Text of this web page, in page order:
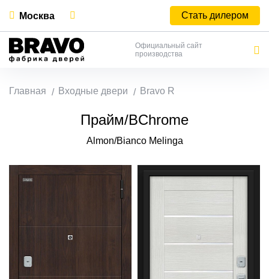
Москва Стать дилером
Официальный сайт
производства
Главная Входные двери Bravo R
Прайм/BChrome
Almon/Bianco Melinga